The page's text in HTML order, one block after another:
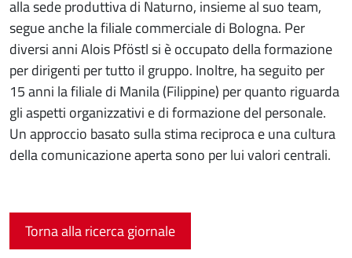
alla sede produttiva di Naturno, insieme al suo team,
segue anche la filiale commerciale di Bologna. Per
diversi anni Alois Pföstl si è occupato della formazione
per dirigenti per tutto il gruppo. Inoltre, ha seguito per
15 anni la filiale di Manila (Filippine) per quanto riguarda
gli aspetti organizzativi e di formazione del personale.
Un approccio basato sulla stima reciproca e una cultura
della comunicazione aperta sono per lui valori centrali.
Torna alla ricerca giornale